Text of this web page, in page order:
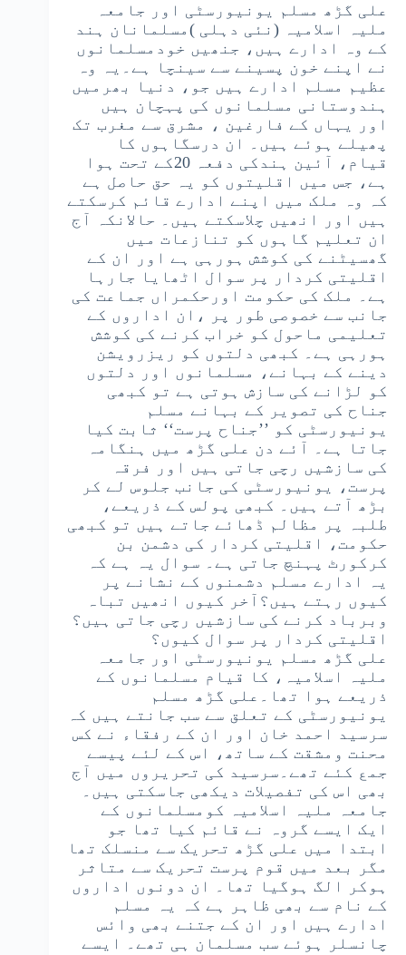
علی گڑھ مسلم یونیورسٹی اور جامعہ
ملیہ اسلامیہ (نئی دہلی )مسلمانان ہند
کے وہ ادارے ہیں، جنھیں خودمسلمانوں
نے اپنے خون پسینے سے سینچا ہے۔یہ وہ
عظیم مسلم ادارے ہیں جو، دنیا بھرمیں
ہندوستانی مسلمانوں کی پہچان ہیں
اور یہاں کے فارغین ، مشرق سے مغرب تک
پھیلے ہوئے ہیں۔ ان درسگاہوں کا
قیام، آئین ہندکی دفعہ 20کے تحت ہوا
ہے، جس میں اقلیتوں کو یہ حق حاصل ہے
کہ وہ ملک میں اپنے ادارے قائم کرسکتے
ہیں اور انھیں چلاسکتے ہیں۔ حالانکہ آج
ان تعلیم گاہوں کو تنازعات میں
گھسیٹنے کی کوشش ہورہی ہے اور ان کے
اقلیتی کردار پر سوال اٹھایا جارہا
ہے۔ ملک کی حکومت اورحکمراں جماعت کی
جانب سے خصوصی طور پر ،ان اداروں کے
تعلیمی ماحول کو خراب کرنے کی کوشش
ہورہی ہے۔ کبھی دلتوں کو ریزرویشن
دینے کے بہانے، مسلمانوں اور دلتوں
کو لڑانے کی سازش ہوتی ہے تو کبھی
جناح کی تصویر کے بہانے مسلم
یونیورسٹی کو ’’جناح پرست‘‘ ثابت کیا
جاتا ہے۔ آئے دن علی گڑھ میں ہنگامہ
کی سازشیں رچی جاتی ہیں اور فرقہ
پرست، یونیورسٹی کی جانب جلوس لے کر
بڑھ آتے ہیں۔ کبھی پولس کے ذریعے،
طلبہ پر مظالم ڈھائے جاتے ہیں تو کبھی
حکومت، اقلیتی کردار کی دشمن بن
کرکورٹ پہنچ جاتی ہے۔ سوال یہ ہے کہ
یہ ادارے مسلم دشمنوں کے نشانے پر
کیوں رہتے ہیں؟آخر کیوں انھیں تباہ
وبرباد کرنے کی سازشیں رچی جاتی ہیں؟
اقلیتی کردار پر سوال کیوں؟
علی گڑھ مسلم یونیورسٹی اور جامعہ
ملیہ اسلامیہ، کا قیام مسلمانوں کے
ذریعے ہوا تھا۔علی گڑھ مسلم
یونیورسٹی کے تعلق سے سب جانتے ہیں کہ
سرسید احمد خان اور ان کے رفقاء نے کس
محنت ومشقت کے ساتھ، اس کے لئے پیسے
جمع کئے تھے۔سرسید کی تحریروں میں آج
بھی اس کی تفصیلات دیکھی جاسکتی ہیں۔
جامعہ ملیہ اسلامیہ کومسلمانوں کے
ایک ایسے گروہ نے قائم کیا تھا جو
ابتدا میں علی گڑھ تحریک سے منسلک تھا
مگر بعد میں قوم پرست تحریک سے متاثر
ہوکر الگ ہوگیا تھا۔ ان دونوں اداروں
کے نام سے بھی ظاہر ہے کہ یہ مسلم
ادارے ہیں اور ان کے جتنے بھی وائس
چانسلر ہوئے سب مسلمان ہی تھے۔ ایسے